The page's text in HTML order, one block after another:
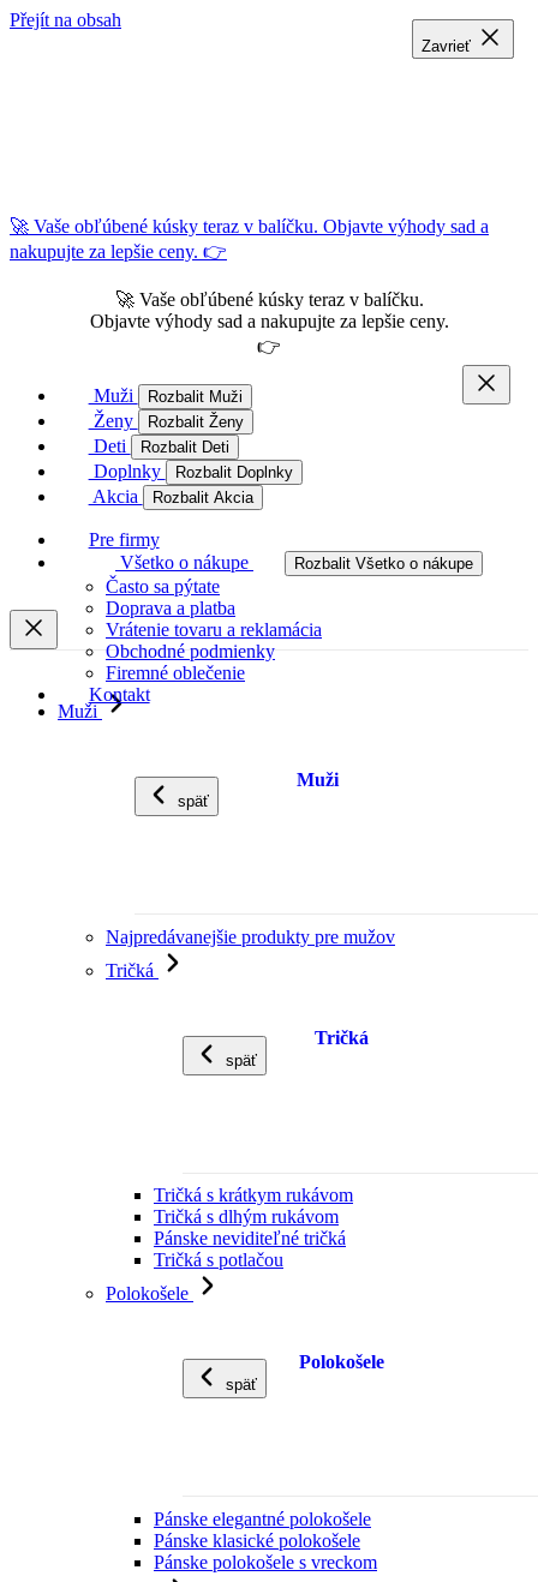
Přejít na obsah
🚀 Vaše obľúbené kúsky teraz v balíčku. Objavte výhody sad a
nakupujte za lepšie ceny. 👉
🚀 Vaše obľúbené kúsky teraz v balíčku.
Objavte výhody sad a nakupujte za lepšie ceny.
👉
Muži Rozbalit Muži
Ženy Rozbalit Ženy
Deti Rozbalit Deti
Doplnky Rozbalit Doplnky
Akcia Rozbalit Akcia
Pre firmy
Všetko o nákupe
Rozbalit Všetko o nákupe
Často sa pýtate
Doprava a platba
Vrátenie tovaru a reklamácia
Obchodné podmienky
Firemné oblečenie
Kontakt
Muži
späť
Muži
Najpredávanejšie produkty pre mužov
Tričká
späť
Tričká
Tričká s krátkym rukávom
Tričká s dlhým rukávom
Pánske neviditeľné tričká
Tričká s potlačou
Polokošele
späť
Polokošele
Pánske elegantné polokošele
Pánske klasické polokošele
Pánske polokošele s vreckom
Zavrieť
Zavrieť
Zavrieť